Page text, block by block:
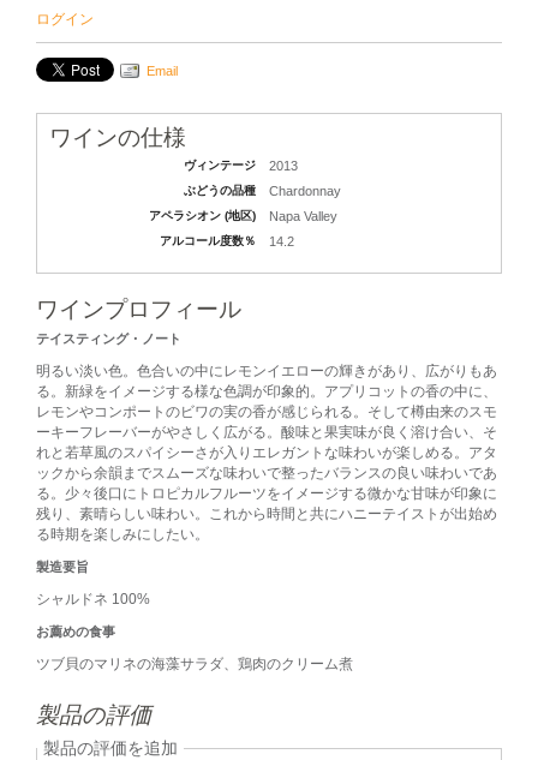
ログイン
Email
ワインの仕様
ヴィンテージ 2013
ぶどうの品種 Chardonnay
アペラシオン (地区) Napa Valley
アルコール度数％ 14.2
ワインプロフィール
テイスティング・ノート
明るい淡い色。色合いの中にレモンイエローの輝きがあり、広がりもあ
る。新緑をイメージする様な色調が印象的。アプリコットの香の中に、
レモンやコンポートのビワの実の香が感じられる。そして樽由来のスモ
ーキーフレーバーがやさしく広がる。酸味と果実味が良く溶け合い、そ
れと若草風のスパイシーさが入りエレガントな味わいが楽しめる。アタ
ックから余韻までスムーズな味わいで整ったバランスの良い味わいであ
る。少々後口にトロピカルフルーツをイメージする微かな甘味が印象に
残り、素晴らしい味わい。これから時間と共にハニーテイストが出始め
る時期を楽しみにしたい。
製造要旨
シャルドネ 100%
お薦めの食事
ツブ貝のマリネの海藻サラダ、鶏肉のクリーム煮
製品の評価
製品の評価を追加